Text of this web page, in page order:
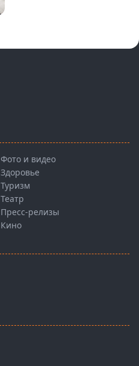
Фото и видео
Здоровье
Туризм
Театр
Пресс-релизы
Кино